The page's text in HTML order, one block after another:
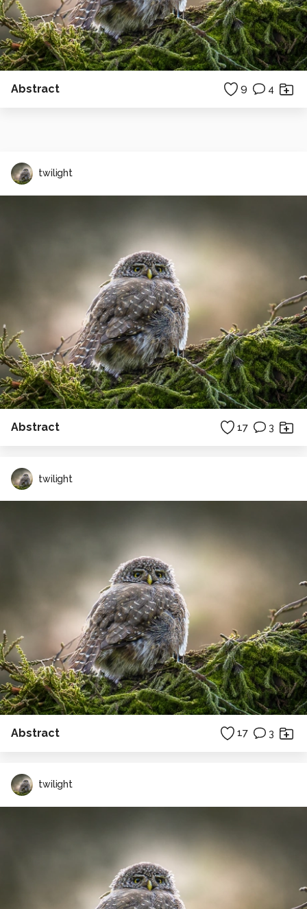
Abstract 9 4
twilight
Abstract 17 3
twilight
Abstract 17 3
twilight